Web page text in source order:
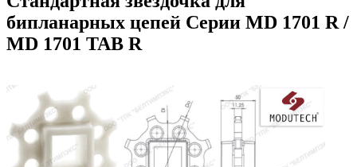
бипланарных цепей Серии MD 1701 R /
MD 1701 TAB R